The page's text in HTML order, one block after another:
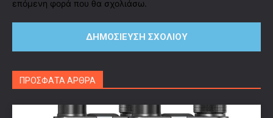
επόμενη φορά που θα σχολιάσω.
ΠΡΟΣΦΑΤΑ ΑΡΘΡΑ